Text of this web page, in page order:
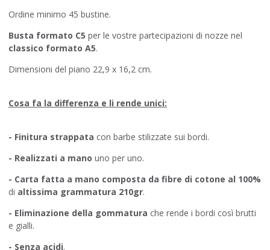
Ordine minimo 45 bustine.
Busta formato C5 per le vostre partecipazioni di nozze nel
classico formato A5.
Dimensioni del piano 22,9 x 16,2 cm.
Cosa fa la differenza e li rende unici:
- Finitura strappata con barbe stilizzate sui bordi.
- Realizzati a mano uno per uno.
- Carta fatta a mano composta da fibre di cotone al 100%
di altissima grammatura 210gr.
- Eliminazione della gommatura che rende i bordi così brutti
e gialli.
- Senza acidi.